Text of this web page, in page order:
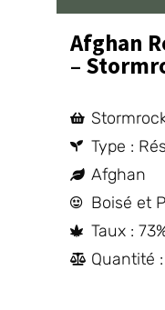
Afghan
–
Type :
Afghan
Boisé et
Taux :
Quantité :